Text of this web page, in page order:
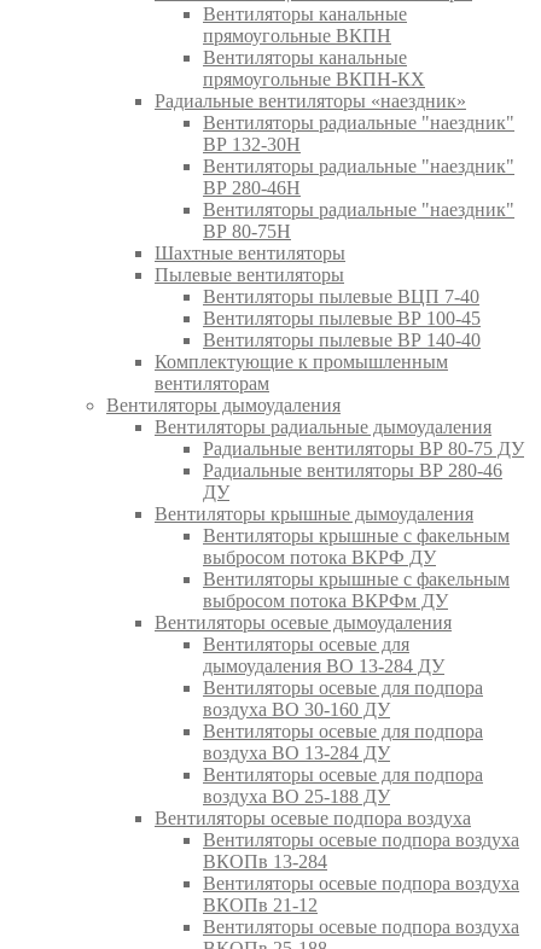
Вентиляторы канальные
прямоугольные ВКПН
Вентиляторы канальные
прямоугольные ВКПН-КХ
Радиальные вентиляторы «наездник»
Вентиляторы радиальные "наездник"
ВР 132-30Н
Вентиляторы радиальные "наездник"
ВР 280-46Н
Вентиляторы радиальные "наездник"
ВР 80-75Н
Шахтные вентиляторы
Пылевые вентиляторы
Вентиляторы пылевые ВЦП 7-40
Вентиляторы пылевые ВР 100-45
Вентиляторы пылевые ВР 140-40
Комплектующие к промышленным
вентиляторам
Вентиляторы дымоудаления
Вентиляторы радиальные дымоудаления
Радиальные вентиляторы ВР 80-75 ДУ
Радиальные вентиляторы ВР 280-46
ДУ
Вентиляторы крышные дымоудаления
Вентиляторы крышные с факельным
выбросом потока ВКРФ ДУ
Вентиляторы крышные с факельным
выбросом потока ВКРФм ДУ
Вентиляторы осевые дымоудаления
Вентиляторы осевые для
дымоудаления ВО 13-284 ДУ
Вентиляторы осевые для подпора
воздуха ВО 30-160 ДУ
Вентиляторы осевые для подпора
воздуха ВО 13-284 ДУ
Вентиляторы осевые для подпора
воздуха ВО 25-188 ДУ
Вентиляторы осевые подпора воздуха
Вентиляторы осевые подпора воздуха
ВКОПв 13-284
Вентиляторы осевые подпора воздуха
ВКОПв 21-12
Вентиляторы осевые подпора воздуха